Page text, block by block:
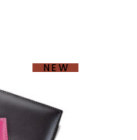
NEW